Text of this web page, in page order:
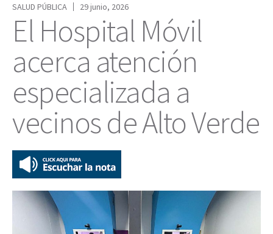
SALUD PÚBLICA
29 junio, 2026
El Hospital Móvil
acerca atención
especializada a
vecinos de Alto Verde